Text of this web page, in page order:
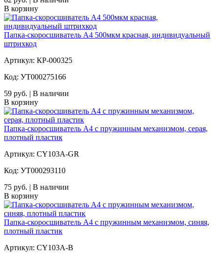
В корзину
Папка-скоросшиватель А4 500мкм красная, индивидуальный
штрихкод
Артикул: КР-000325
Код: УТ000275166
59 руб. | В наличии
В корзину
Папка-скоросшиватель А4 с пружинным механизмом, серая,
плотный пластик
Артикул: CY103A-GR
Код: УТ000293110
75 руб. | В наличии
В корзину
Папка-скоросшиватель А4 с пружинным механизмом, синяя,
плотный пластик
Артикул: CY103A-B